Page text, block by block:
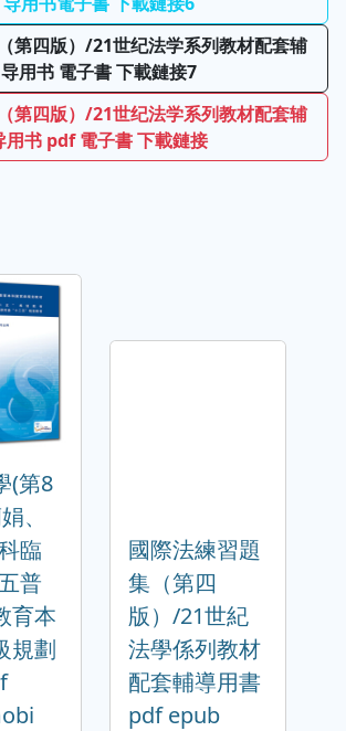
第四版）/21世纪法学系列教材配套辅
导用书 電子書 下載鏈接7
第四版）/21世纪法学系列教材配套辅
用书 pdf 電子書 下載鏈接
(第8
、
臨
普
育本
規劃
國際法練習題
集（第四
版）/21世紀
法學係列教材
配套輔導用書
pdf epub